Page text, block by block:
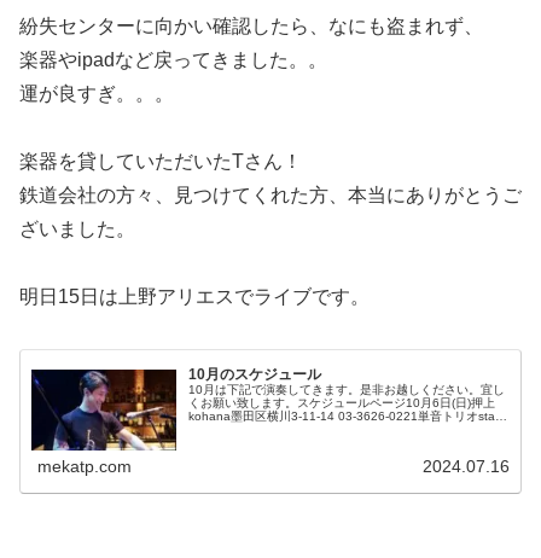
紛失センターに向かい確認したら、なにも盗まれず、
楽器やipadなど戻ってきました。。
運が良すぎ。。。
楽器を貸していただいたTさん！
鉄道会社の方々、見つけてくれた方、本当にありがとうご
ざいました。
明日15日は上野アリエスでライブです。
10月のスケジュール
10月は下記で演奏してきます。是非お越しください。宜し
くお願い致します。スケジュールページ10月6日(日)押上
kohana墨田区横川3-11-14 03-3626-0221単音トリオstart:
mekatp.com 2024.07.16